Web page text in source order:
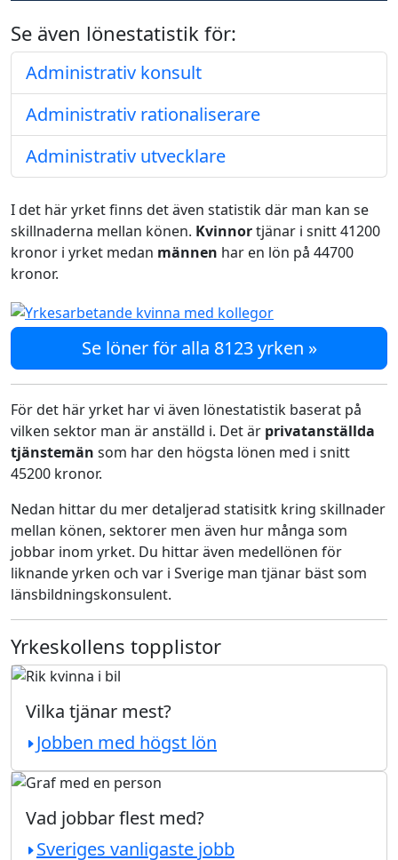
Se även lönestatistik för:
Administrativ konsult
Administrativ rationaliserare
Administrativ utvecklare
I det här yrket finns det även statistik där man kan se
skillnaderna mellan könen. Kvinnortjänar i snitt 41200
kronor i yrket medan männen har en lön på 44700
kronor.
Se löner för alla 8123 yrken »
För det här yrket har vi även lönestatistik baserat på
vilken sektor man är anställd i. Det är privatanställda
tjänstemän som har den högsta lönen med i snitt
45200 kronor.
Nedan hittar du mer detaljerad statisitk kring skillnader
mellan könen, sektorer men även hur många som
jobbar inom yrket. Du hittar även medellönen för
liknande yrken och var i Sverige man tjänar bäst som
länsbildningskonsulent.
Yrkeskollens topplistor
Vilka tjänar mest?
Jobben med högst lön
Vad jobbar flest med?
Sveriges vanligaste jobb